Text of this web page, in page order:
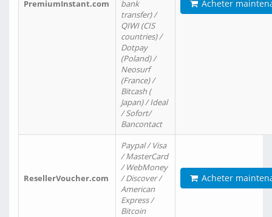
PremiumInstant.com
bank
transfer) /
QIWI (CIS
countries) /
Dotpay
(Poland) /
Neosurf
(France) /
Bitcash (
Japan) / Ideal
/ Sofort/
Bancontact
Acheter
ResellerVoucher.com
Paypal / Visa
/ MasterCard
/ WebMoney
/ Discover /
American
Express /
Bitcoin
Acheter